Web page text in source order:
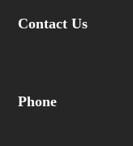
Contact Us
Phone